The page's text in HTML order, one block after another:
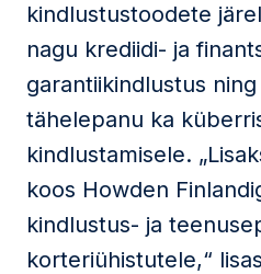
kindlustustoodete
nagu krediidi- ja
garantiikindlustus
tähelepanu ka
kindlustamisele.
koos Howden
kindlustus- ja
korteriühistutele,“